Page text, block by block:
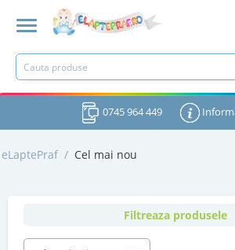
0745 964 449
eLaptePraf / Cel mai nou
Filtreaza produsele